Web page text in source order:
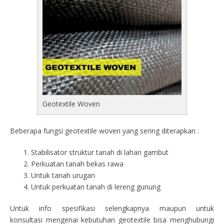
Geotextile Woven
Beberapa fungsi geotextile woven yang sering diterapkan :
Stabilisator struktur tanah di lahan gambut
Perkuatan tanah bekas rawa
Untuk tanah urugan
Untuk perkuatan tanah di lereng gunung
Untuk info spesifikasi selengkapnya maupun untuk
konsultasi mengenai kebutuhan geotextile bisa menghubungi